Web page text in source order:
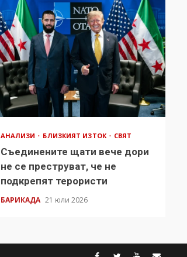
АНАЛИЗИ БЛИЗКИЯТ ИЗТОК СВЯТ
Съединените щати вече дори
не се преструват, че не
подкрепят терористи
БАРИКАДА 21 юли 2026